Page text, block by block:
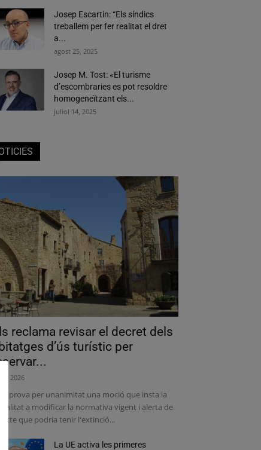
Josep Escartin: “Els síndics
treballem per fer realitat el dret
a...
agost 25, 2025
Josep M. Tost: «El turisme
d’escombraries es pot resoldre
homogeneïtzant els...
juliol 14, 2025
reclama revisar el decret dels
d’ús turístic per
7, 2026
aprova per unanimitat una moció que insta la
a modificar la normativa vigent i alerta de
que podria tenir l'extinció...
La UE activa les primeres